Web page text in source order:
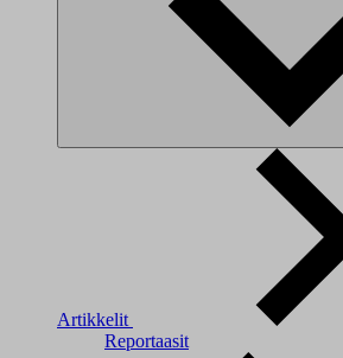
Artikkelit
Reportaasit